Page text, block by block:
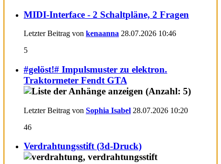
MIDI-Interface - 2 Schaltpläne, 2 Fragen
Letzter Beitrag von kenaanna 28.07.2026 10:46
5
#gelöst!# Impulsmuster zu elektron.
Traktormeter Fendt GTA
Letzter Beitrag von Sophia Isabel 28.07.2026 10:20
46
Verdrahtungsstift (3d-Druck)